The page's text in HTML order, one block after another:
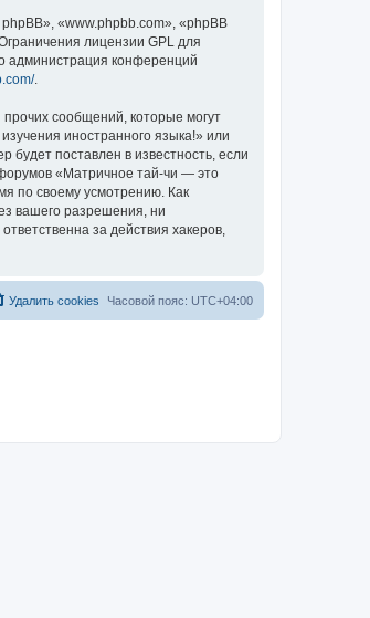
«www.phpbb.com», «phpBB
Ограничения лицензии GPL для
администрация конференций
.
сообщений, которые могут
иностранного языка!» или
поставлен в известность, если
«Матричное тай-чи — это
по своему усмотрению. Как
вашего разрешения, ни
за действия хакеров,
Часовой пояс: UTC+04:00
Удалить cookies